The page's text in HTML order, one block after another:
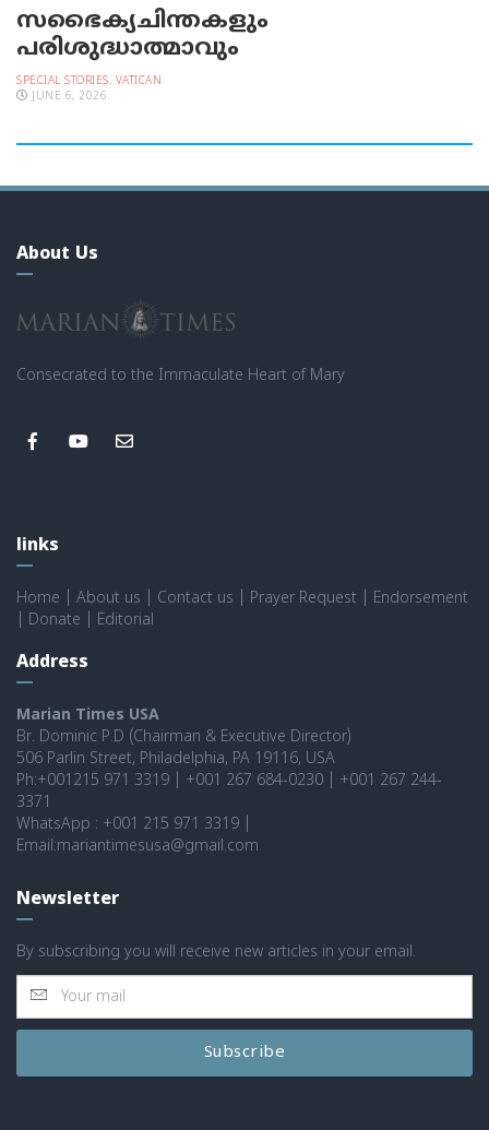
സഭൈക്യചിന്തകളും
പരിശുദ്ധാത്മാവും
SPECIAL STORIES, VATICAN
JUNE 6, 2026
About Us
Consecrated to the Immaculate Heart of Mary
links
Home About us Contact us Prayer Request
Endorsement
Donate Editorial
Address
Marian Times USA
Br. Dominic P.D (Chairman & Executive Director)
506 Parlin Street, Philadelphia, PA 19116, USA
Ph:+001215 971 3319 | +001 267 684-0230 | +001 267 244-
3371
WhatsApp : +001 215 971 3319 |
Email:mariantimesusa@gmail.com
Newsletter
By subscribing you will receive new articles in your email.
Subscribe